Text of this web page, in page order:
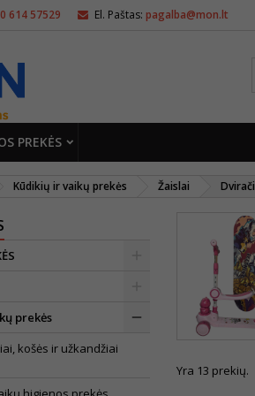
614 57529 El. Paštas: pagalba@mon.lt
PREKĖS
Kūdikių ir vaikų prekės Žaislai
prekės
košės ir užkandžiai
Yra 13 prekių.